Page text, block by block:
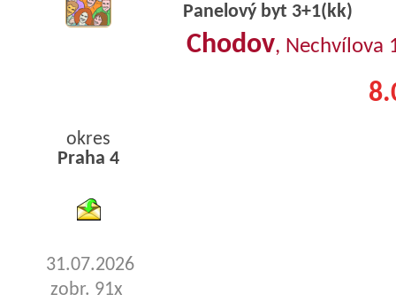
Panelový byt 3+1(kk)
Chodov, Nechvílova
okres
Praha 4
31.07.2026
zobr. 91x